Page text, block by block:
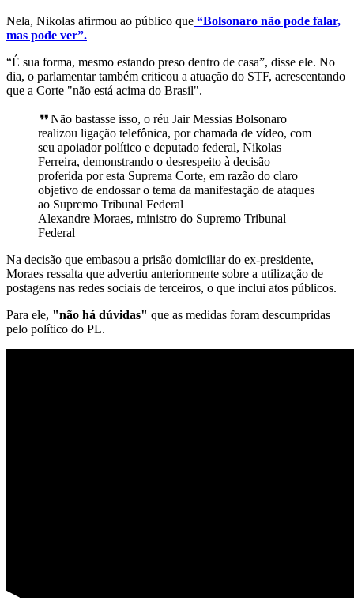
Nela, Nikolas afirmou ao público que “Bolsonaro não pode falar,
mas pode ver”.
“É sua forma, mesmo estando preso dentro de casa”, disse ele. No
dia, o parlamentar também criticou a atuação do STF, acrescentando
que a Corte "não está acima do Brasil".
Não bastasse isso, o réu Jair Messias Bolsonaro
realizou ligação telefônica, por chamada de vídeo, com
seu apoiador político e deputado federal, Nikolas
Ferreira, demonstrando o desrespeito à decisão
proferida por esta Suprema Corte, em razão do claro
objetivo de endossar o tema da manifestação de ataques
ao Supremo Tribunal Federal
Alexandre Moraes, ministro do Supremo Tribunal
Federal
Na decisão que embasou a prisão domiciliar do ex-presidente,
Moraes ressalta que advertiu anteriormente sobre a utilização de
postagens nas redes sociais de terceiros, o que inclui atos públicos.
Para ele, "não há dúvidas" que as medidas foram descumpridas
pelo político do PL.